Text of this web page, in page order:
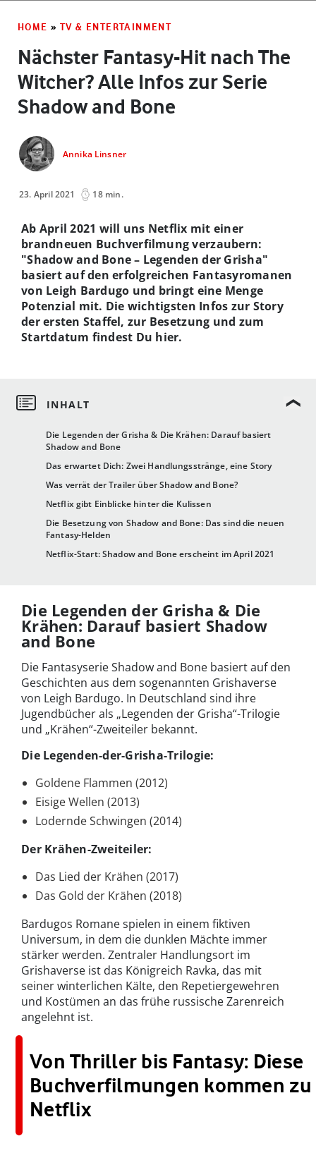
HOME » TV & ENTERTAINMENT
Nächster Fantasy-Hit nach The
Witcher? Alle Infos zur Serie
Shadow and Bone
Annika Linsner
23. April 2021 18 min.
Die Legenden der Grisha & Die Krähen: Darauf basiert
Shadow and Bone
Das erwartet Dich: Zwei Handlungsstränge, eine Story
Was verrät der Trailer über Shadow and Bone?
Netflix gibt Einblicke hinter die Kulissen
Die Besetzung von Shadow and Bone: Das sind die neuen
Fantasy-Helden
Netflix-Start: Shadow and Bone erscheint im April 2021
Ab April 2021 will uns Netflix mit einer
brandneuen Buchverfilmung verzaubern:
"Shadow and Bone – Legenden der Grisha"
basiert auf den erfolgreichen Fantasyromanen
von Leigh Bardugo und bringt eine Menge
Potenzial mit. Die wichtigsten Infos zur Story
der ersten Staffel, zur Besetzung und zum
Startdatum findest Du hier.
Die Legenden der Grisha & Die
Krähen: Darauf basiert Shadow
and Bone
Die Fantasyserie Shadow and Bone basiert auf den
Geschichten aus dem sogenannten Grishaverse
von Leigh Bardugo. In Deutschland sind ihre
Jugendbücher als „Legenden der Grisha“-Trilogie
und „Krähen“-Zweiteiler bekannt.
Die Legenden-der-Grisha-Trilogie:
Goldene Flammen (2012)
Eisige Wellen (2013)
Lodernde Schwingen (2014)
Der Krähen-Zweiteiler:
Das Lied der Krähen (2017)
Das Gold der Krähen (2018)
Bardugos Romane spielen in einem fiktiven
Universum, in dem die dunklen Mächte immer
stärker werden. Zentraler Handlungsort im
Grishaverse ist das Königreich Ravka, das mit
seiner winterlichen Kälte, den Repetiergewehren
und Kostümen an das frühe russische Zarenreich
angelehnt ist.
Von Thriller bis Fantasy: Diese
Buchverfilmungen kommen zu
Netflix